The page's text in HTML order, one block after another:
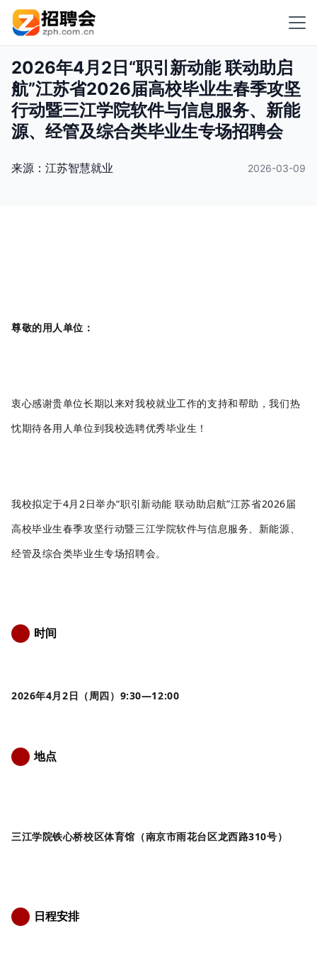
2026年4月2日“职引新动能 联动助启
航”江苏省2026届高校毕业生春季攻坚
行动暨三江学院软件与信息服务、新能
源、经管及综合类毕业生专场招聘会
来源： 江苏智慧就业 2026-03-09
尊敬的用人单位：
衷心感谢贵单位长期以来对我校就业工作的支持和帮助，我们热
忱期待各用人单位到我校选聘优秀毕业生！
我校拟定于4月2日举办“职引新动能 联动助启航”江苏省2026届
高校毕业生春季攻坚行动暨三江学院软件与信息服务、新能源、
经管及综合类毕业生专场招聘会。
1
时间
2026年4月2日（周四）9:30—12:00
2
地点
三江学院铁心桥校区体育馆（南京市雨花台区龙西路310号）
3
日程安排